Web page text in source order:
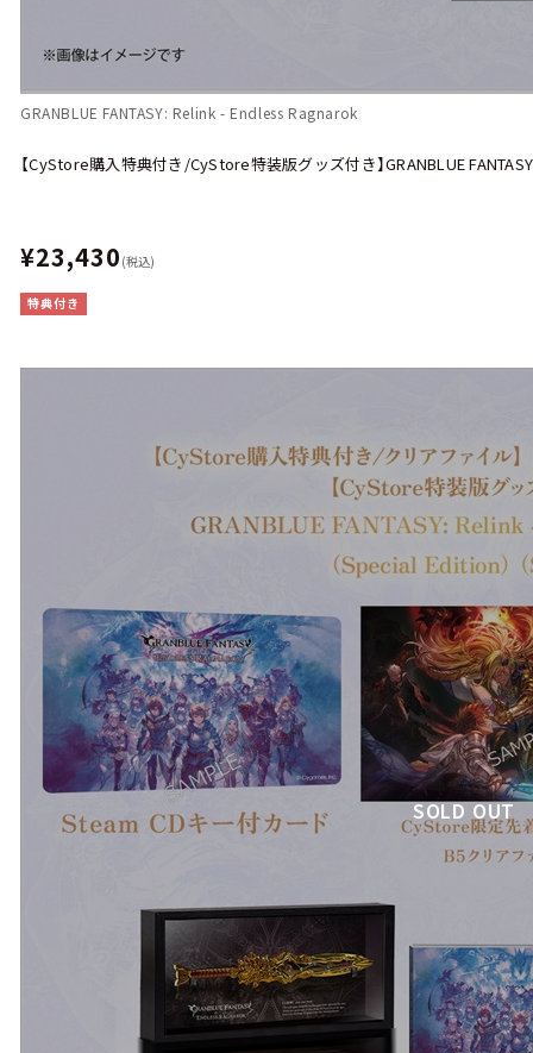
GRANBLUE FANTASY: Relink - Endless Ragnarok
【CyStore購入特典付き/CyStore特装版グッズ付き】GRANBLUE
¥23,430 (税込)
特典付き
SOLD OUT